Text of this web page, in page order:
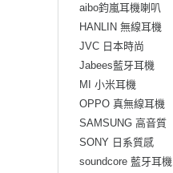
aibo鈞嵐耳機喇叭
HANLIN 無線耳機
JVC 日本時尚
Jabees藍牙耳機
MI 小米耳機
OPPO 真無線耳機
SAMSUNG 高音質
SONY 日系質感
soundcore 藍牙耳機